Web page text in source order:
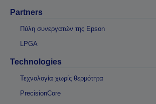
Partners
Πύλη συνεργατών της Epson
LPGA
Technologies
Τεχνολογία χωρίς θερμότητα
PrecisionCore